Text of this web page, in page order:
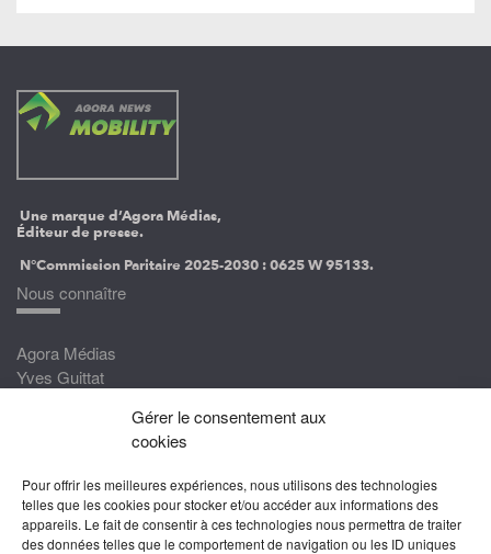
Gérer le consentement aux
cookies
Pour offrir les meilleures expériences, nous utilisons des technologies
telles que les cookies pour stocker et/ou accéder aux informations des
appareils. Le fait de consentir à ces technologies nous permettra de traiter
des données telles que le comportement de navigation ou les ID uniques
Une marque d’Agora Médias,
Éditeur de presse.
N°Commission Paritaire 2025-2030 :0625 W 95133.
Nous connaître
Agora Médias
Yves Guittat
Devenez correspondant
Rejoignez nos experts
Devenez Partenaire